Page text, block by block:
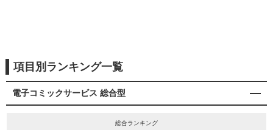
項目別ランキング一覧
電子コミックサービス 総合型
総合ランキング